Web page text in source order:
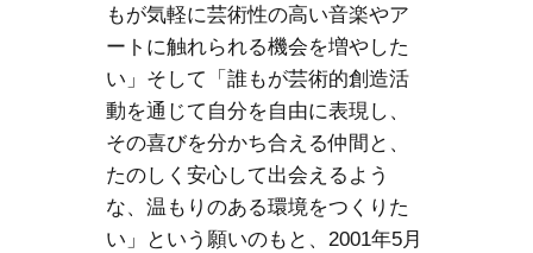
もが気軽に芸術性の高い音楽やア
ートに触れられる機会を増やした
い」そして「誰もが芸術的創造活
動を通じて自分を自由に表現し、
その喜びを分かち合える仲間と、
たのしく安心して出会えるよう
な、温もりのある環境をつくりた
い」という願いのもと、2001年5月